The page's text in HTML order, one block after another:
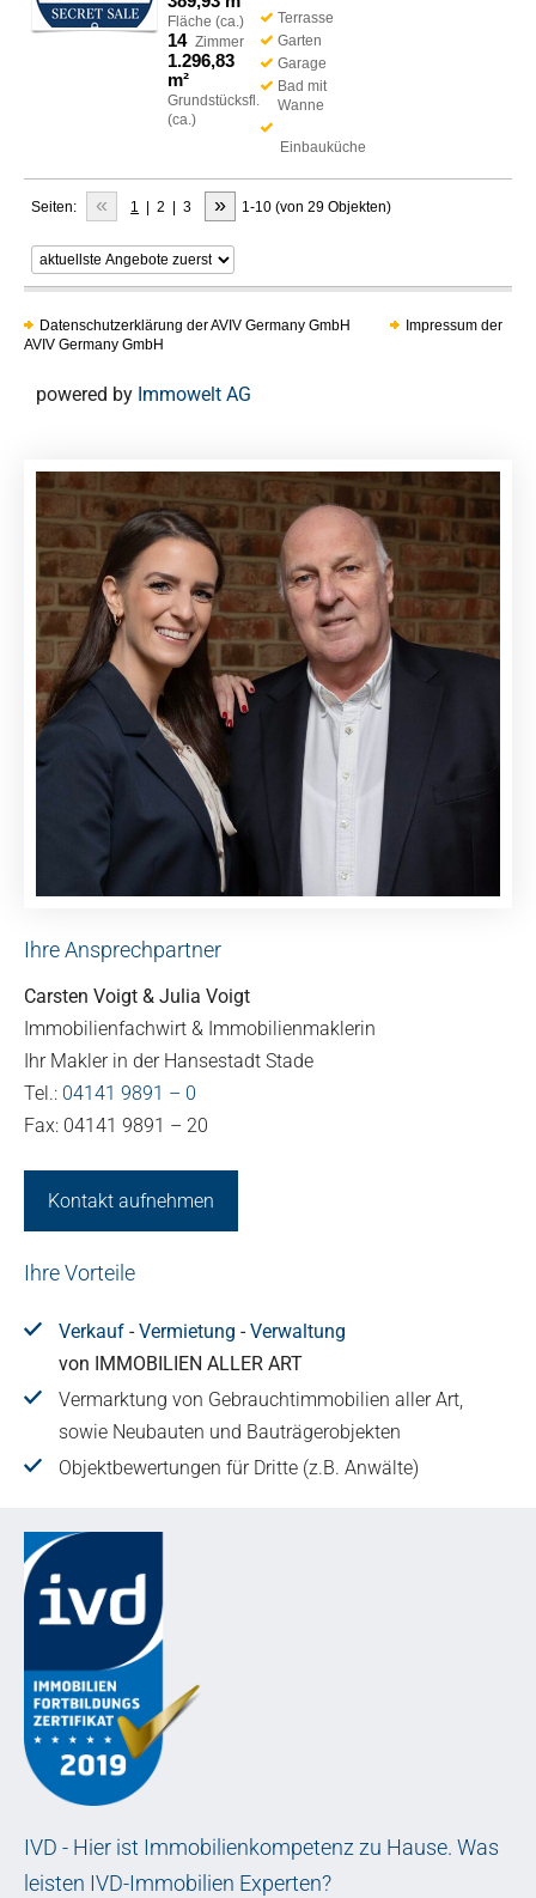
Fläche (ca.)
14 Zimmer
1.296,83
m²
Grundstücksfl.
(ca.)
Terrasse
Garten
Garage
Bad mit
Wanne
Einbauküche
Seiten: « 1 |2 |3 » 1-10 (von 29 Objekten)
Datenschutzerklärung der AVIV Germany GmbH
Impressum der
AVIV Germany GmbH
powered by Immowelt AG
Ihre Ansprechpartner
Carsten Voigt & Julia Voigt
Immobilienfachwirt & Immobilienmaklerin
Ihr Makler in der Hansestadt Stade
Tel.: 04141 9891 – 0
Fax: 04141 9891 – 20
Kontakt aufnehmen
Ihre Vorteile
Verkauf-Vermietung -Verwaltung
von IMMOBILIEN ALLER ART
Vermarktung von Gebrauchtimmobilien aller Art,
sowie Neubauten und Bauträgerobjekten
Objektbewertungen für Dritte (z.B. Anwälte)
IVD - Hier ist Immobilienkompetenz zu Hause. Was
leisten IVD-Immobilien Experten?